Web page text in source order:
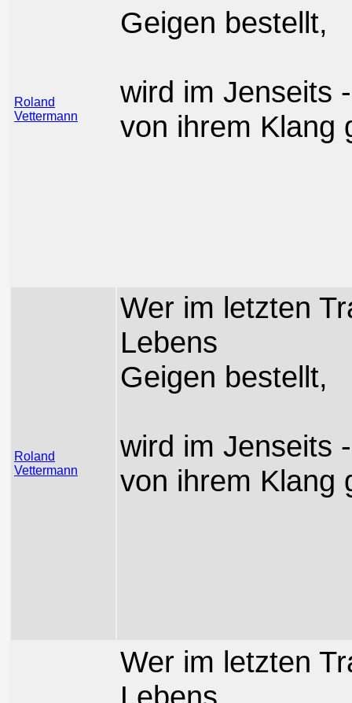
Roland
Vettermann
Geigen bestellt,
wird im Jenseits
von ihrem Klang
Roland
Vettermann
Wer im letzten
Lebens
Geigen bestellt,
wird im Jenseits
von ihrem Klang
Wer im letzten